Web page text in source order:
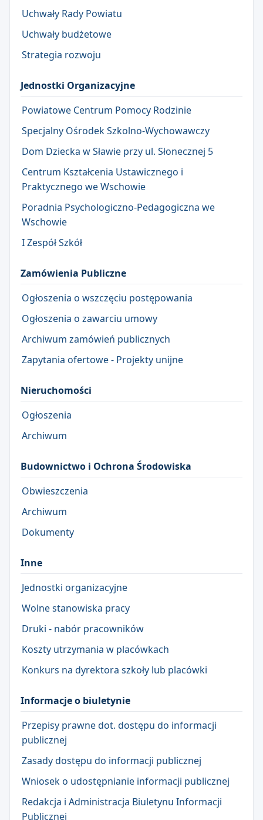
Uchwały Rady Powiatu
Uchwały budżetowe
Strategia rozwoju
Jednostki Organizacyjne
Powiatowe Centrum Pomocy Rodzinie
Specjalny Ośrodek Szkolno-Wychowawczy
Dom Dziecka w Sławie przy ul. Słonecznej 5
Centrum Kształcenia Ustawicznego i
Praktycznego we Wschowie
Poradnia Psychologiczno-Pedagogiczna we
Wschowie
I Zespół Szkół
Zamówienia Publiczne
Ogłoszenia o wszczęciu postępowania
Ogłoszenia o zawarciu umowy
Archiwum zamówień publicznych
Zapytania ofertowe - Projekty unijne
Nieruchomości
Ogłoszenia
Archiwum
Budownictwo i Ochrona Środowiska
Obwieszczenia
Archiwum
Dokumenty
Inne
Jednostki organizacyjne
Wolne stanowiska pracy
Druki - nabór pracowników
Koszty utrzymania w placówkach
Konkurs na dyrektora szkoły lub placówki
Informacje o biuletynie
Przepisy prawne dot. dostępu do informacji
publicznej
Zasady dostępu do informacji publicznej
Wniosek o udostępnianie informacji publicznej
Redakcja i Administracja Biuletynu Informacji
Publicznej